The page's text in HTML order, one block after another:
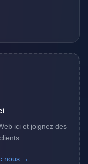
ici et joignez des
nous →